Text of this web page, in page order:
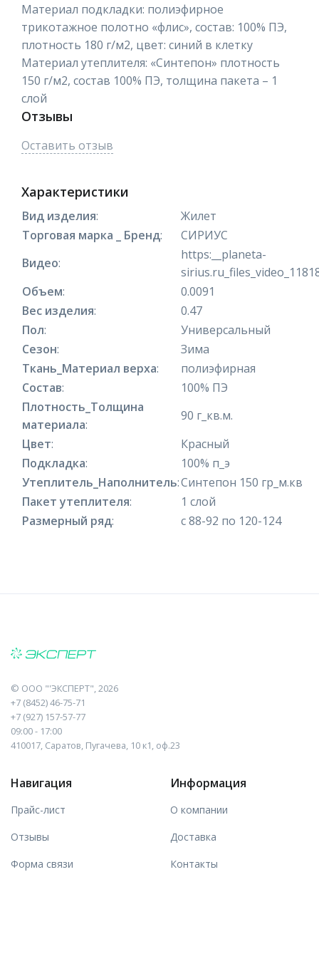
Материал подкладки: полиэфирное
трикотажное полотно «флис», состав: 100% ПЭ,
плотность 180 г/м2, цвет: синий в клетку
Материал утеплителя: «Синтепон» плотность
150 г/м2, состав 100% ПЭ, толщина пакета – 1
слой
Отзывы
Оставить отзыв
Характеристики
Вид изделия:
Жилет
Торговая марка _ Бренд:
СИРИУС
Видео:
https:__planeta-
Объем:
0.0091
Вес изделия:
0.47
Пол:
Универсальный
Сезон:
Зима
Ткань_Материал верха:
полиэфирная
Состав:
100% ПЭ
Плотность_Толщина
материала:
90 г_кв.м.
Цвет:
Красный
Подкладка:
100% п_э
Утеплитель_Наполнитель:Синтепон 150 гр_м.кв
Пакет утеплителя:
1 слой
Размерный ряд: с 88-92 по 120-124
© ООО "'ЭКСПЕРТ", 2026
+7 (8452) 46-75-71
+7 (927) 157-57-77
09:00 - 17:00
410017, Саратов, Пугачева, 10 к1, оф.23
Навигация
Прайс-лист
Отзывы
Форма связи
Информация
О компании
Доставка
Контакты